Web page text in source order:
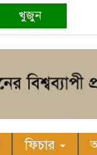
খুজুন
ফিচার